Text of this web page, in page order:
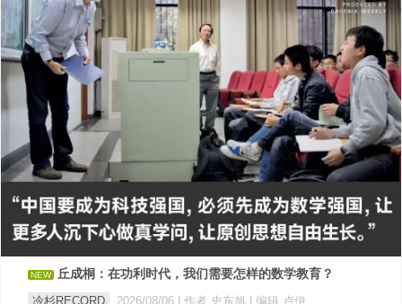
NEW 丘成桐：在功利时代，我们需要怎样的数学教育？
冷杉RECORD 2026/08/06 | 作者 史东旭 | 编辑 卢伊